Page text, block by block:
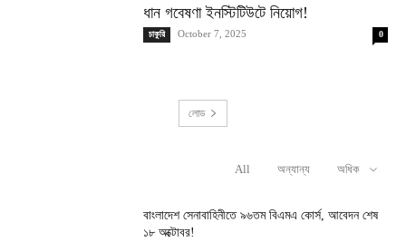
ধান গবেষণা ইনস্টিটিউটে নিয়োগ!
চাকুরি October 7, 2025 0
লোড
All অন্যান্য অধিক
বাংলাদেশ সেনাবাহিনীতে ৯৬তম বিএমএ কোর্স, আবেদন শেষ
১৮ অক্টোবর!